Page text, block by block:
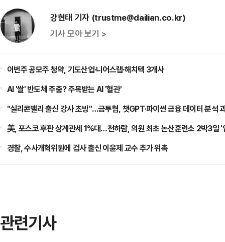
강현태 기자 (trustme@dailian.co.kr)
기사 모아 보기 >
이번주 공모주 청약, 기도산업·니어스랩·해치텍 3개사
AI '쌀' 반도체 주춤? 주목받는 AI '혈관'
"실리콘밸리 출신 강사 초빙"…금투협, 챗GPT·파이썬 금융 데이터 분석
美, 포스코 후판 상계관세 1%대…천하람, 의원 최초 논산훈련소 2박3일 '
경찰, 수사개혁위원에 검사 출신 이윤제 교수 추가 위촉
관련기사